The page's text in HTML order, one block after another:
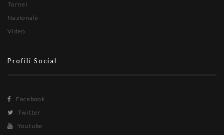
Tornei
Nazionale
Video
Profili Social
Facebook
Twitter
Youtube